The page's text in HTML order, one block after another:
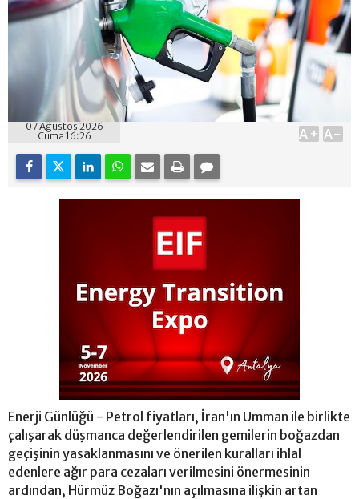
07 Ağustos 2026
Cuma 16:26
A+ A-
Enerji Günlüğü - Petrol fiyatları, İran'ın Umman ile birlikte
çalışarak düşmanca değerlendirilen gemilerin boğazdan
geçişinin yasaklanmasını ve önerilen kuralları ihlal
edenlere ağır para cezaları verilmesini önermesinin
ardından, Hürmüz Boğazı'nın açılmasına ilişkin artan